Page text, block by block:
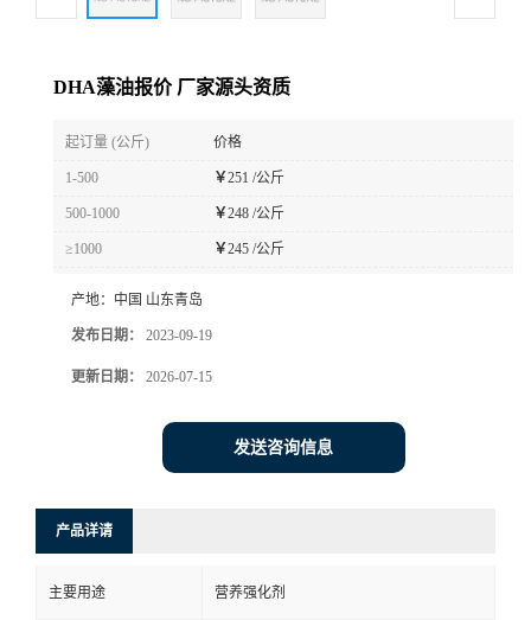
DHA藻油报价 厂家源头资质
起订量 (公斤) 价格
1-500 ￥251 /公斤
500-1000 ￥248 /公斤
≥1000 ￥245 /公斤
产地： 中国 山东青岛
发布日期： 2023-09-19
更新日期： 2026-07-15
发送咨询信息
产品详请
主要用途 营养强化剂